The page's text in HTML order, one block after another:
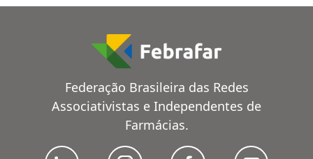
Federação Brasileira das Redes
Associativistas e Independentes de
Farmácias.